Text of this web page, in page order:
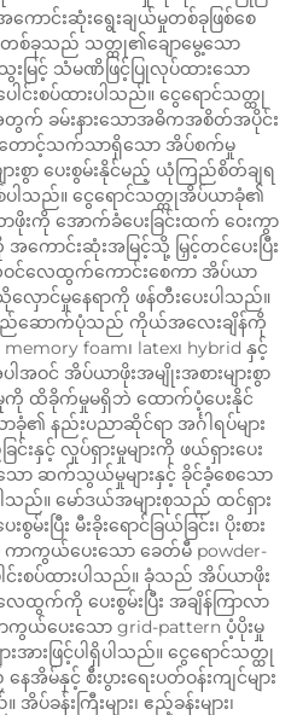
ောင်းဆုံးရွေးချယ်မှုတစ်ခုဖြစ်စေ
စ်ခုသည် သတ္ထု၏ချောမွေ့သော
ြင့် သံမဏိဖြင့်ပြုလုပ်ထားသော
င်းစပ်ထားပါသည်။ ငွေရောင်သတ္ထု
ခမ်းနားသောအဓိကအစိတ်အပိုင်း
ောင့်သက်သာရှိသော အိပ်စက်မှု
းစွာ ပေးစွမ်းနိုင်မည့် ယုံကြည်စိတ်ချရ
ါသည်။ ငွေရောင်သတ္ထုအိပ်ယာခုံ၏
းကို အောက်ခံပေးခြင်းထက် ဝေးကွာ
ောင်းဆုံးအမြင့်သို့ မြှင့်တင်ပေးပြီး
လေထွက်ကောင်းစေကာ အိပ်ယာ
ောင်မှုနေရာကို ဖန်တီးပေးပါသည်။
ည်ဆောက်ပုံသည် ကိုယ်အလေးချိန်ကို
memory foam၊ latex၊ hybrid နှင့်
ါအဝင် အိပ်ယာဖိုးအမျိုးအစားများစွာ
ထိခိုက်မှုမရှိဘဲ ထောက်ပံ့ပေးနိုင်
၏ နည်းပညာဆိုင်ရာ အင်္ဂါရပ်များ
နှင့် လှုပ်ရှားမှုများကို ဖယ်ရှားပေး
ာ ဆက်သွယ်မှုများနှင့် ခိုင်ခံ့စေသော
ည်။ မော်ဒယ်အများစုသည် ထင်ရှား
ပြီး မီးခိုးရောင်ခြယ်ခြင်း၊ ပိုးစား
မှ ကာကွယ်ပေးသော ခေတ်မီ powder-
င်းစပ်ထားပါသည်။ ခုံသည် အိပ်ယာဖိုး
က်ကို ပေးစွမ်းပြီး အချိန်ကြာလာ
ကွယ်ပေးသော grid-pattern ပံ့ပိုးမှု
ားဖြင့်ပါရှိပါသည်။ ငွေရောင်သတ္ထု
မ်နှင့် စီးပွားရေးပတ်ဝန်းကျင်များ
ခန်းကြီးများ၊ ဧည့်ခန်းများ၊